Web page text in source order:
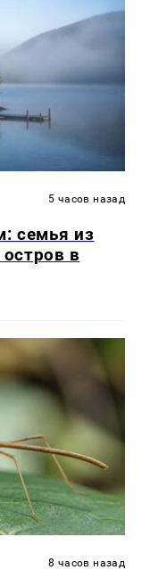
5 часов назад
семья из
в
8 часов назад